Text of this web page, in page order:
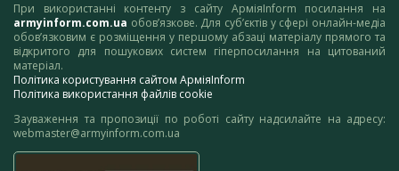
При використанні контенту з сайту АрміяInform посилання на
armyinform.com.ua обов’язкове. Для суб’єктів у сфері онлайн-медіа
обов’язковим є розміщення у першому абзаці матеріалу прямого та
відкритого для пошукових систем гіперпосилання на цитований
матеріал.
Політика користування сайтом АрміяInform
Політика використання файлів cookie
Зауваження та пропозиції по роботі сайту надсилайте на адресу:
webmaster@armyinform.com.ua